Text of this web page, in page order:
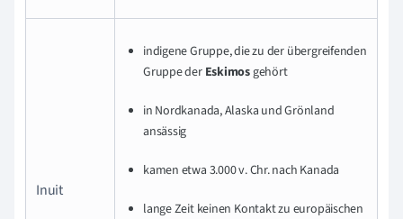
Inuit
indigene Gruppe, die zu der übergreifenden
Gruppe der Eskimosgehört
in Nordkanada, Alaska und Grönland
ansässig
kamen etwa 3.000 v. Chr. nach Kanada
lange Zeit keinen Kontakt zu europäischen